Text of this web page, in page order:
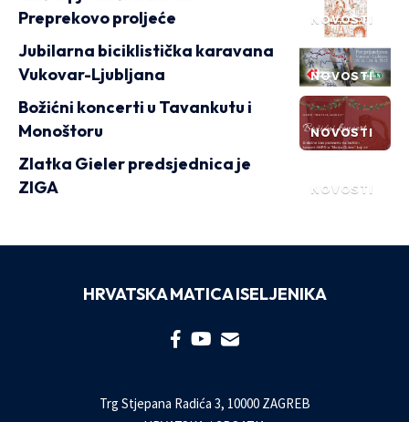
NOVOSTI
Preprekovo proljeće
NOVOSTI
Jubilarna biciklistička karavana
Vukovar-Ljubljana
NOVOSTI
Božićni koncerti u Tavankutu i
Monoštoru
NOVOSTI
Zlatka Gieler predsjednica je
ZIGA
HRVATSKA MATICA ISELJENIKA
Trg Stjepana Radića 3, 10000 ZAGREB